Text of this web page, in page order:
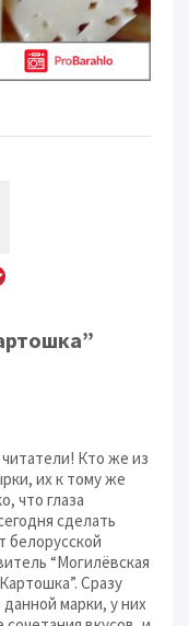
Кто же из
их к тому же
что глаза
сделать
белорусской
“Могилёвская
Сразу
марки, у них